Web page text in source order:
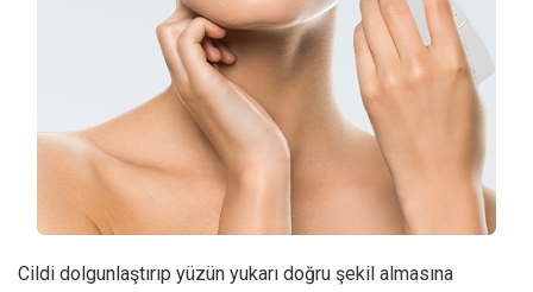
Cildi dolgunlaştırıp yüzün yukarı doğru şekil almasına